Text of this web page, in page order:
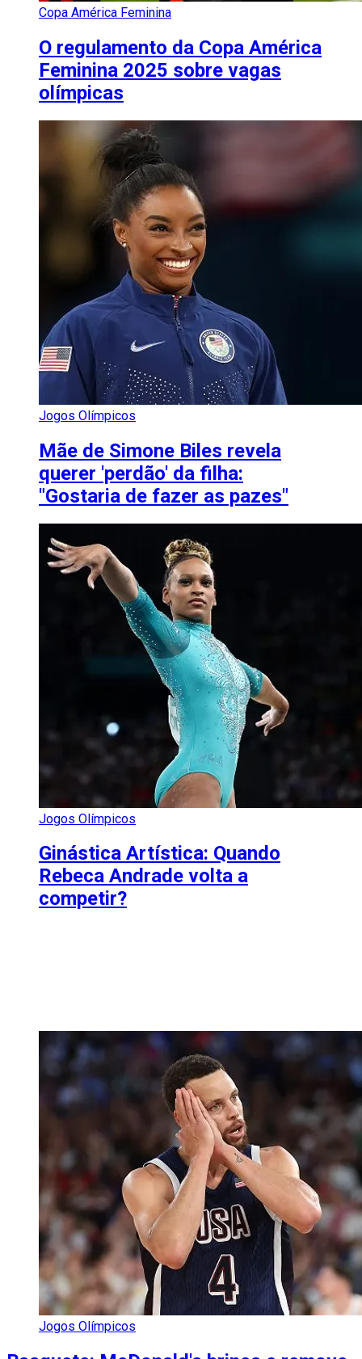
Copa América Feminina
O regulamento da Copa América
Feminina 2025 sobre vagas
olímpicas
Jogos Olímpicos
Mãe de Simone Biles revela
querer 'perdão' da filha:
"Gostaria de fazer as pazes"
Jogos Olímpicos
Ginástica Artística: Quando
Rebeca Andrade volta a
competir?
Jogos Olímpicos